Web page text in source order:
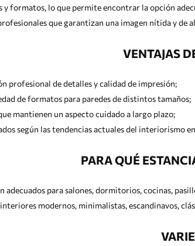
y formatos, lo que permite encontrar la opción
que garantizan una imagen nítida y de
VENTAJAS
profesional de detalles y calidad de impresión;
de formatos para paredes de distintos tamaños;
mantienen un aspecto cuidado a largo plazo;
según las tendencias actuales del interiorismo
PARA QUÉ
adecuados para salones, dormitorios, cocinas,
modernos, minimalistas, escandinavos,